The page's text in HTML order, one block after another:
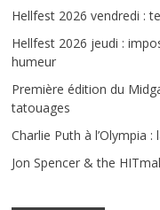
Hellfest 2026 vendredi :
Hellfest 2026 jeudi :
humeur
Première édition du
tatouages
Charlie Puth à l’Olympia
Jon Spencer & the